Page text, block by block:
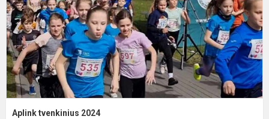
Aplink tvenkinius 2024